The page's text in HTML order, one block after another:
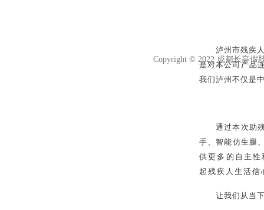
泸州市残疾
是对本公司产品
我们泸州不仅是
通过本次助
手、智能仿生腿
供更多的自主
起残疾人生活
让我们从当
Copyright © 2022 成都长亭假